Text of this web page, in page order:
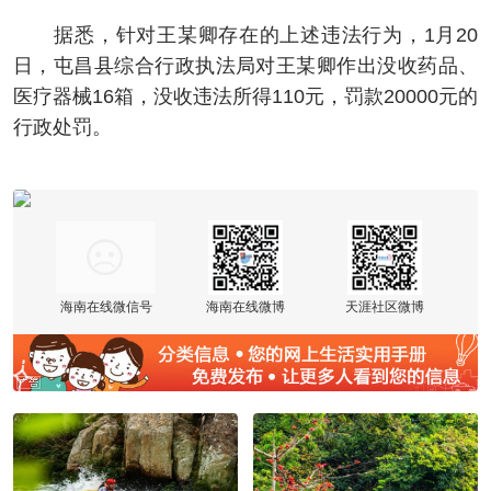
据悉，针对王某卿存在的上述违法行为，1月20
日，屯昌县综合行政执法局对王某卿作出没收药品、
医疗器械16箱，没收违法所得110元，罚款20000元的
行政处罚。
海南在线微信号 海南在线微博 天涯社区微博